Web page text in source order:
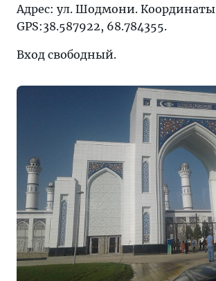
Адрес: ул. Шодмони. Координаты
GPS:38.587922, 68.784355.
Вход свободный.